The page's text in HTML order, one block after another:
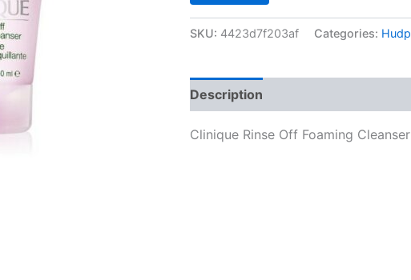
SKU: 4423d7f203af Categories:
Description
Clinique Rinse Off Foaming